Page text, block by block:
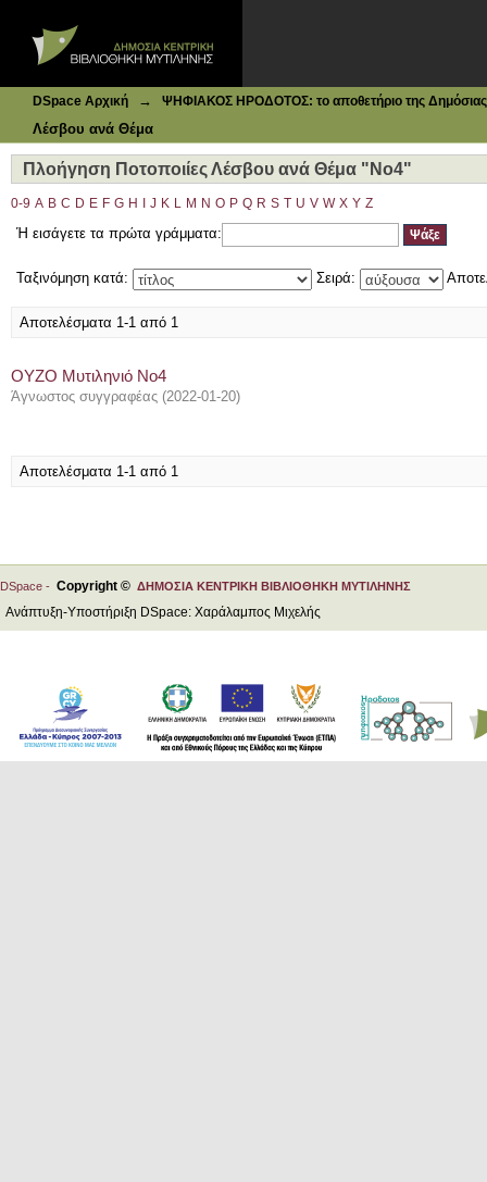
DSpace Αρχική → ΨΗΦΙΑΚΟΣ ΗΡΟΔΟΤΟΣ: το αποθετήριο της Δημόσιας
Λέσβου ανά Θέμα
Πλοήγηση Ποτοποιίες Λέσβου ανά Θέμα "No4"
0-9 A B C D E F G H J K L M N O P Q R S T U V W X Y Z
Ή εισάγετε τα πρώτα γράμματα:
Ταξινόμηση κατά: Σειρά:
Αποτελέσματα 1-1 από 1
ΟΥΖΟ Μυτιληνιό Νο4
Άγνωστος συγγραφέας (2022-01-20)
Αποτελέσματα 1-1 από 1
DSpace - Copyright © ΔΗΜΟΣΙΑ ΚΕΝΤΡΙΚΗ ΒΙΒΛΙΟΘΗΚΗ ΜΥΤΙΛΗΝΗΣ
Ανάπτυξη-Υποστήριξη DSpace: Χαράλαμπος Μιχελής